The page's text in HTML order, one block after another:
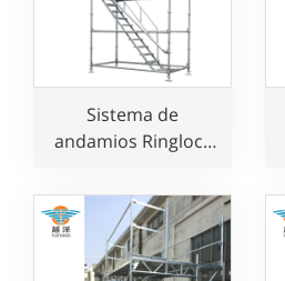
Sistema de
andamios Ringlock
trabajos aéreos